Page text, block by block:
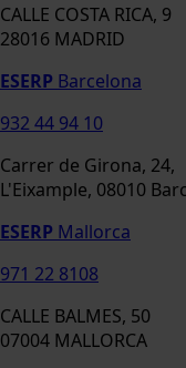
CALLE COSTA RICA, 9
28016 MADRID
ESERP Barcelona
932 44 94 10
Carrer de Girona, 24,
L'Eixample, 08010
ESERP Mallorca
971 22 8108
CALLE BALMES, 50
07004 MALLORCA